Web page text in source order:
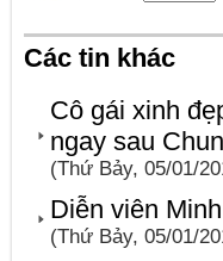
Các tin khác
Cô gái xinh
ngay sau
(Thứ Bảy, 05/01/
Diễn viên
(Thứ Bảy, 05/01/